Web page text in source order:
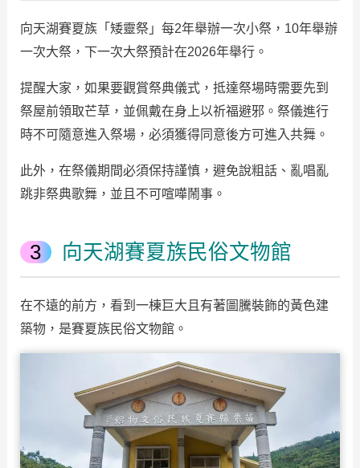
向天湖賽夏族「矮靈祭」每2年舉辦一次小祭，10年舉辦
一次大祭，下一次大祭預計在2026年舉行。
提醒大家，如果要觀賞祭典儀式，抵達祭場時需要先到
祭屋前領取芒草，並佩戴在身上以祈福避邪。祭儀進行
時不可隨意進入祭場，必須獲得同意後方可進入共舞。
此外，在祭儀期間必須保持謹慎，避免說粗話、亂唱亂
跳非祭典歌舞，並且不可喧嘩鬧事。
向天湖賽夏族民俗文物館
在不遠的前方，看到一棟巨大且有著圖騰裝飾的黃色建
築物，是賽夏族民俗文物館。